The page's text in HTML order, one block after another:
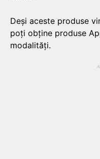
Deși aceste produse
poți obține produse
modalități.